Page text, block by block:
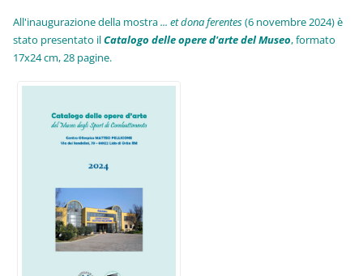
All'inaugurazione della mostra... et dona ferentes(6 novembre 2024) è
stato presentato ilCatalogo delle opere d'arte del Museo, formato
17x24 cm, 28 pagine.